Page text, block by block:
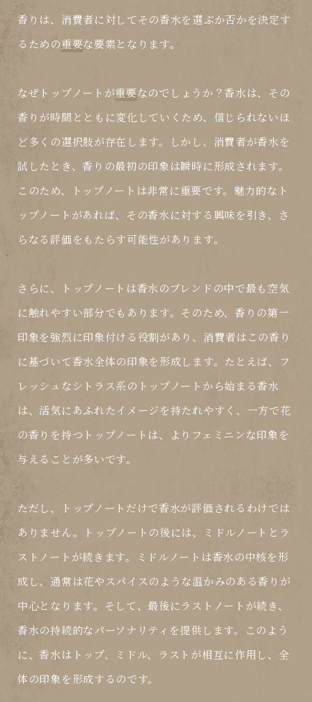
香りは、消費者に対してその香水を選ぶか否かを決定す
るための重要な要素となります。
なぜトップノートが重要なのでしょうか？香水は、その
香りが時間とともに変化していくため、信じられないほ
ど多くの選択肢が存在します。しかし、消費者が香水を
試したとき、香りの最初の印象は瞬時に形成されます。
このため、トップノートは非常に重要です。魅力的なト
ップノートがあれば、その香水に対する興味を引き、さ
らなる評価をもたらす可能性があります。
さらに、トップノートは香水のブレンドの中で最も空気
に触れやすい部分でもあります。そのため、香りの第一
印象を強烈に印象付ける役割があり、消費者はこの香り
に基づいて香水全体の印象を形成します。たとえば、フ
レッシュなシトラス系のトップノートから始まる香水
は、活気にあふれたイメージを持たれやすく、一方で花
の香りを持つトップノートは、よりフェミニンな印象を
与えることが多いです。
ただし、トップノートだけで香水が評価されるわけでは
ありません。トップノートの後には、ミドルノートとラ
ストノートが続きます。ミドルノートは香水の中核を形
成し、通常は花やスパイスのような温かみのある香りが
中心となります。そして、最後にラストノートが続き、
香水の持続的なパーソナリティを提供します。このよう
に、香水はトップ、ミドル、ラストが相互に作用し、全
体の印象を形成するのです。